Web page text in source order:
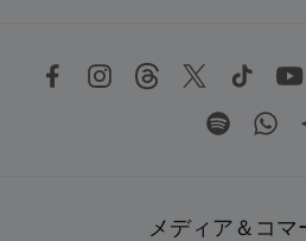
メディア＆コマ